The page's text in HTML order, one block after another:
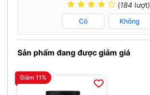
(184 lượt)
Có Không
Sản phẩm đang được giảm giá
Giảm 11%